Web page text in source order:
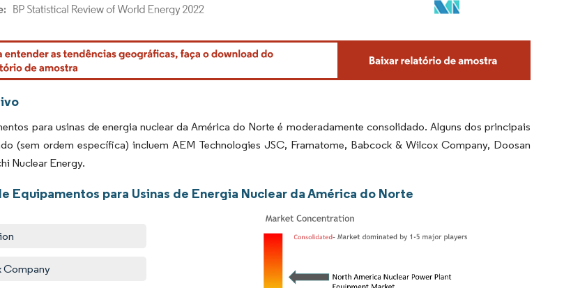
O reuso requer atribuição conforme CC BY 4.0.
para usinas de energia nuclear da América do Norte é moderadamente consolidado. Alguns dos principais
(sem ordem específica) incluem AEM Technologies JSC, Framatome, Babcock & Wilcox Company, Doosan
Nuclear Energy.
Equipamentos para Usinas de Energia Nuclear da América do Norte
Company